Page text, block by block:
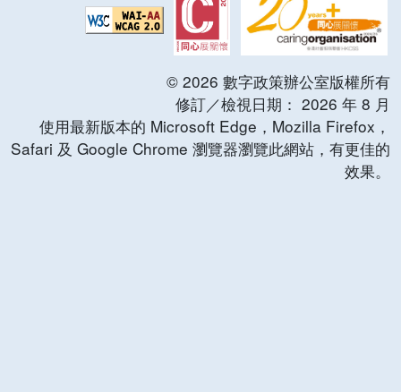
© 2026 數字政策辦公室版權所有
修訂／檢視日期： 2026 年 8 月
使用最新版本的 Microsoft Edge，Mozilla Firefox，
Safari 及 Google Chrome 瀏覽器瀏覽此網站，有更佳的
效果。